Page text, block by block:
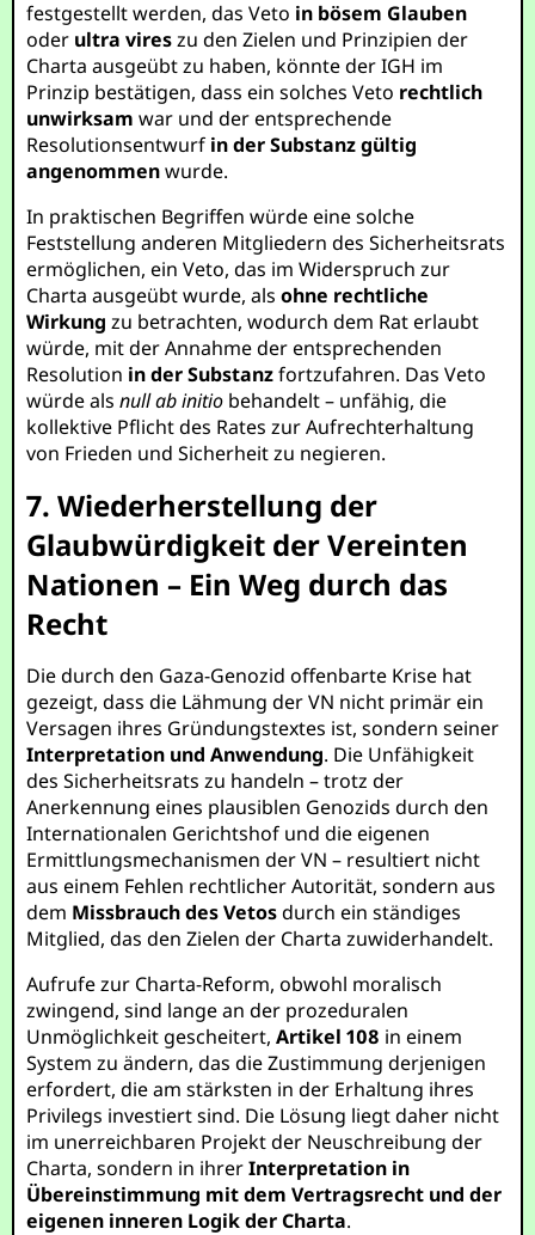
festgestellt werden, das Veto in bösem Glauben
oder ultra vireszu den Zielen und Prinzipien der
Charta ausgeübt zu haben, könnte der IGH im
Prinzip bestätigen, dass ein solches Veto rechtlich
unwirksam war und der entsprechende
Resolutionsentwurf in der Substanz gültig
angenommenwurde.
In praktischen Begriffen würde eine solche
Feststellung anderen Mitgliedern des Sicherheitsrats
ermöglichen, ein Veto, das im Widerspruch zur
Charta ausgeübt wurde, alsohne rechtliche
Wirkung zu betrachten, wodurch dem Rat erlaubt
würde, mit der Annahme der entsprechenden
Resolution in der Substanzfortzufahren. Das Veto
würde alsnull ab initio behandelt – unfähig, die
kollektive Pflicht des Rates zur Aufrechterhaltung
von Frieden und Sicherheit zu negieren.
7. Wiederherstellung der
Glaubwürdigkeit der Vereinten
Nationen – Ein Weg durch das
Recht
Die durch den Gaza-Genozid offenbarte Krise hat
gezeigt, dass die Lähmung der VN nicht primär ein
Versagen ihres Gründungstextes ist, sondern seiner
Interpretation und Anwendung. Die Unfähigkeit
des Sicherheitsrats zu handeln – trotz der
Anerkennung eines plausiblen Genozids durch den
Internationalen Gerichtshof und die eigenen
Ermittlungsmechanismen der VN – resultiert nicht
aus einem Fehlen rechtlicher Autorität, sondern aus
dem Missbrauch des Vetosdurch ein ständiges
Mitglied, das den Zielen der Charta zuwiderhandelt.
Aufrufe zur Charta-Reform, obwohl moralisch
zwingend, sind lange an der prozeduralen
Unmöglichkeit gescheitert,Artikel 108 in einem
System zu ändern, das die Zustimmung derjenigen
erfordert, die am stärksten in der Erhaltung ihres
Privilegs investiert sind. Die Lösung liegt daher nicht
im unerreichbaren Projekt der Neuschreibung der
Charta, sondern in ihrerInterpretation in
Übereinstimmung mit dem Vertragsrecht und der
eigenen inneren Logik der Charta.